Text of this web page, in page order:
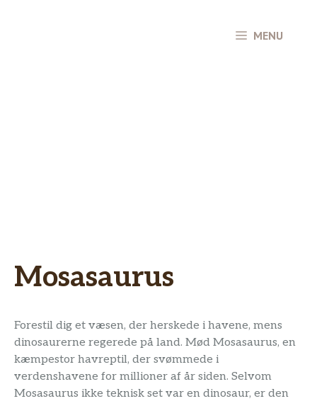
MENU
Mosasaurus
Forestil dig et væsen, der herskede i havene, mens
dinosaurerne regerede på land. Mød Mosasaurus, en
kæmpestor havreptil, der svømmede i
verdenshavene for millioner af år siden. Selvom
Mosasaurus ikke teknisk set var en dinosaur, er den